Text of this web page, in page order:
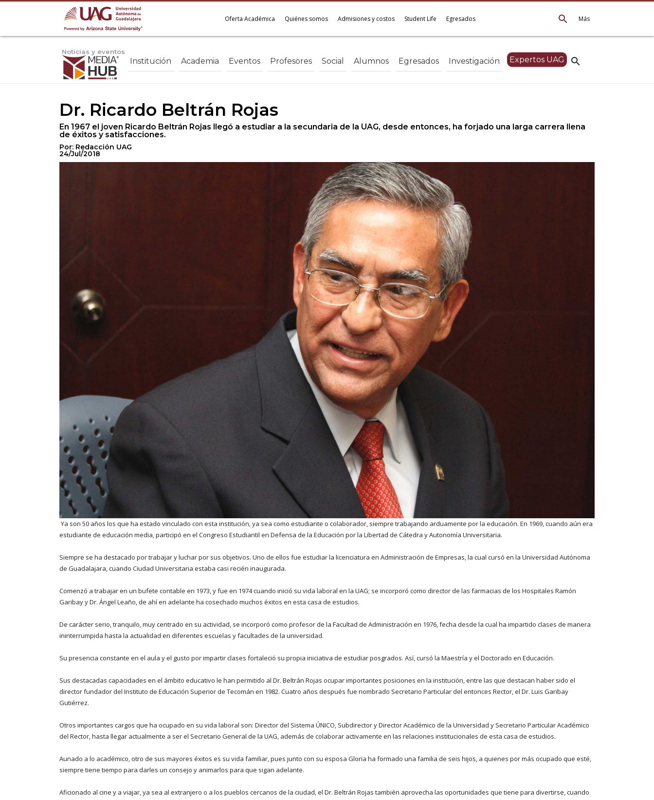
Más
search
Oferta Académica Quiénes somos Admisiones y costos Student Life Egresados
Noticias y eventos
search
Institución Academia Eventos Profesores Social Alumnos Egresados Investigación Expertos UAG
Dr. Ricardo Beltrán Rojas
En 1967 el joven Ricardo Beltrán Rojas llegó a estudiar a la secundaria de la UAG, desde entonces, ha forjado una larga carrera llena
de éxitos y satisfacciones.
Por: Redacción UAG
24/Jul/2018
Ya son 50 años los que ha estado vinculado con esta institución, ya sea como estudiante o colaborador, siempre trabajando arduamente por la educación. En 1969, cuando aún era
estudiante de educación media, participó en el Congreso Estudiantil en Defensa de la Educación por la Libertad de Cátedra y Autonomía Universitaria.
Siempre se ha destacado por trabajar y luchar por sus objetivos. Uno de ellos fue estudiar la licenciatura en Administración de Empresas, la cual cursó en la Universidad Autónoma
de Guadalajara, cuando Ciudad Universitaria estaba casi recién inaugurada.
Comenzó a trabajar en un bufete contable en 1973, y fue en 1974 cuando inició su vida laboral en la UAG; se incorporó como director de las farmacias de los Hospitales Ramón
Garibay y Dr. Ángel Leaño, de ahí en adelante ha cosechado muchos éxitos en esta casa de estudios.
De carácter serio, tranquilo, muy centrado en su actividad, se incorporó como profesor de la Facultad de Administración en 1976, fecha desde la cual ha impartido clases de manera
ininterrumpida hasta la actualidad en diferentes escuelas y facultades de la universidad.
Su presencia constante en el aula y el gusto por impartir clases fortaleció su propia iniciativa de estudiar posgrados. Así, cursó la Maestría y el Doctorado en Educación.
Sus destacadas capacidades en el ámbito educativo le han permitido al Dr. Beltrán Rojas ocupar importantes posiciones en la institución, entre las que destacan haber sido el
director fundador del Instituto de Educación Superior de Tecomán en 1982. Cuatro años después fue nombrado Secretario Particular del entonces Rector, el Dr. Luis Garibay
Gutiérrez.
Otros importantes cargos que ha ocupado en su vida laboral son: Director del Sistema ÚNICO, Subdirector y Director Académico de la Universidad y Secretario Particular Académico
del Rector, hasta llegar actualmente a ser el Secretario General de la UAG, además de colaborar activamente en las relaciones institucionales de esta casa de estudios.
Aunado a lo académico, otro de sus mayores éxitos es su vida familiar, pues junto con su esposa Gloria ha formado una familia de seis hijos, a quienes por más ocupado que esté,
siempre tiene tiempo para darles un consejo y animarlos para que sigan adelante.
Aficionado al cine y a viajar, ya sea al extranjero o a los pueblos cercanos de la ciudad, el Dr. Beltrán Rojas también aprovecha las oportunidades que tiene para divertirse, cuando